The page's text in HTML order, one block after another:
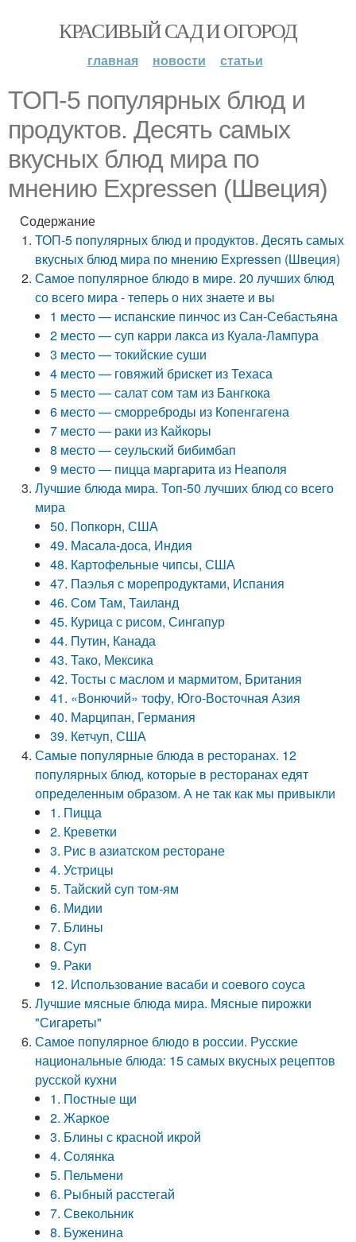
КРАСИВЫЙ САД И ОГОРОД
главная новости статьи
ТОП-5 популярных блюд и
продуктов. Десять самых
вкусных блюд мира по
мнению Expressen (Швеция)
Содержание
ТОП-5 популярных блюд и продуктов. Десять самых
вкусных блюд мира по мнению Expressen (Швеция)
Самое популярное блюдо в мире. 20 лучших блюд
со всего мира - теперь о них знаете и вы
1 место — испанские пинчос из Сан-Себастьяна
2 место — суп карри лакса из Куала-Лампура
3 место — токийские суши
4 место — говяжий брискет из Техаса
5 место — салат сом там из Бангкока
6 место — сморреброды из Копенгагена
7 место — раки из Кайкоры
8 место — сеульский бибимбап
9 место — пицца маргарита из Неаполя
Лучшие блюда мира. Топ-50 лучших блюд со всего
мира
50. Попкорн, США
49. Масала-доса, Индия
48. Картофельные чипсы, США
47. Паэлья с морепродуктами, Испания
46. Сом Там, Таиланд
45. Курица с рисом, Сингапур
44. Путин, Канада
43. Тако, Мексика
42. Тосты с маслом и мармитом, Британия
41. «Вонючий» тофу, Юго-Восточная Азия
40. Марципан, Германия
39. Кетчуп, США
Самые популярные блюда в ресторанах. 12
популярных блюд, которые в ресторанах едят
определенным образом. А не так как мы привыкли
1. Пицца
2. Креветки
3. Рис в азиатском ресторане
4. Устрицы
5. Тайский суп том-ям
6. Мидии
7. Блины
8. Суп
9. Раки
12. Использование васаби и соевого соуса
Лучшие мясные блюда мира. Мясные пирожки
"Сигареты"
Самое популярное блюдо в россии. Русские
национальные блюда: 15 самых вкусных рецептов
русской кухни
1. Постные щи
2. Жаркое
3. Блины с красной икрой
4. Солянка
5. Пельмени
6. Рыбный расстегай
7. Свекольник
8. Буженина